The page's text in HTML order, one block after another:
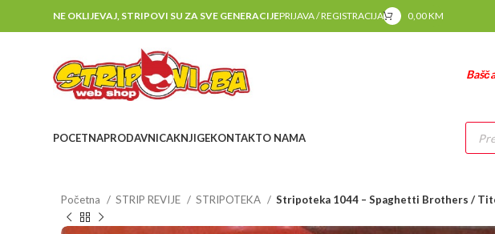
NE OKLIJEVAJ, STRIPOVI SU ZA SVE GENERACIJEPRIJAVA / REGISTRACIJA 0,00KM
POCETNAPRODAVNICAKNJIGEKONTAKTO NAMA
Početna STRIP REVIJE STRIPOTEKA Stripoteka 1044 – Spaghetti Brothers /